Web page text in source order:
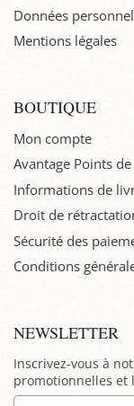
Données
Mentions légales
BOUTIQUE
Mon compte
Avantage Points
Informations de
Droit de
Sécurité des
Conditions
NEWSLETTER
Inscrivez-vous à
promotionnelles et